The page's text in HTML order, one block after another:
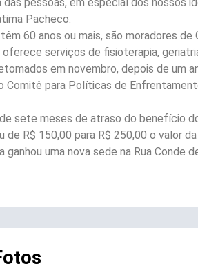
Pacheco.
60 anos ou mais, são moradores de
serviços de fisioterapia,
em novembro, depois de um
Comitê para Políticas de
sete meses de atraso do benefício
R$ 150,00 para R$ 250,00 o valor da
uma nova sede na Rua Conde